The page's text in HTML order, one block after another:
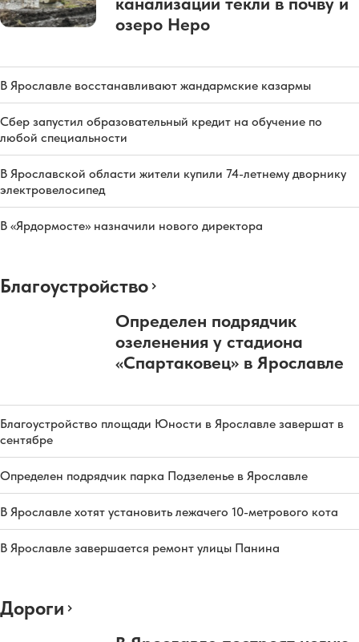
озеро Неро
В Ярославле восстанавливают жандармские казармы
Сбер запустил образовательный кредит на обучение по
любой специальности
В Ярославской области жители купили 74-летнему дворнику
электровелосипед
В «Ярдормосте» назначили нового директора
Благоустройство
Определен подрядчик
озеленения у стадиона
«Спартаковец» в Ярославле
Благоустройство площади Юности в Ярославле завершат в
сентябре
Определен подрядчик парка Подзеленье в Ярославле
В Ярославле хотят установить лежачего 10-метрового кота
В Ярославле завершается ремонт улицы Панина
Дороги